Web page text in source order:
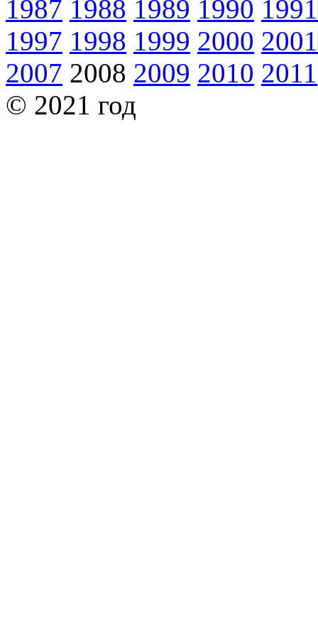
1987 1988 1989 1990 1991
1997 1998 1999 2000 2001
2007 2008 2009 2010 2011
© 2021 год